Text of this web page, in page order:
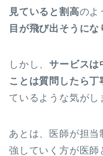
見ていると割高のよ
目が飛び出そうにな
しかし、サービスは
ことは質問したら
ているような気がし
あとは、医師が担
強していく方が医師